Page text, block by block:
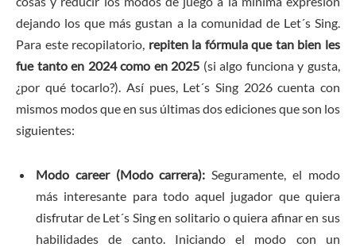
dejando los que más gustan a la comunidad de Let´s Sing.
Para este recopilatorio, repiten la fórmula que tan bien les
fue tanto en 2024 como en 2025 (si algo funciona y gusta,
¿por qué tocarlo?). Así pues, Let´s Sing 2026 cuenta con
mismos modos que en sus últimas dos ediciones que son los
siguientes:
Modo career (Modo carrera): Seguramente, el modo
más interesante para todo aquel jugador que quiera
disfrutar de Let´s Sing en solitario o quiera afinar en sus
habilidades de canto. Iniciando el modo con un